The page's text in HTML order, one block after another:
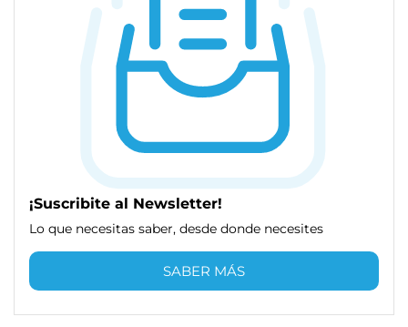
¡Suscribite al Newsletter!
Lo que necesitas saber, desde donde necesites
SABER MÁS